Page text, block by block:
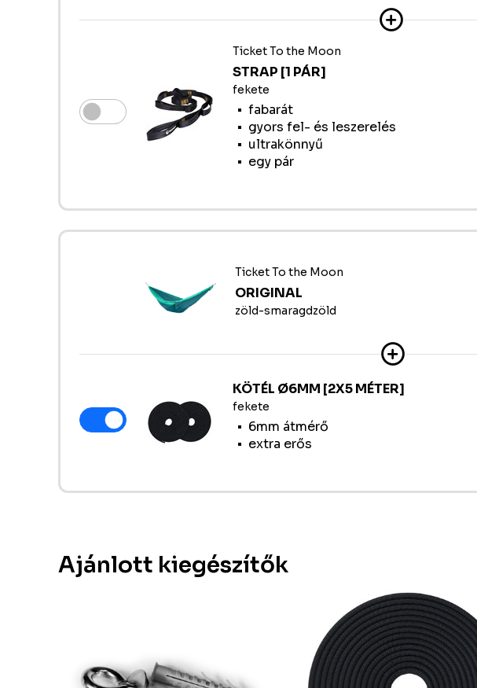
Ticket To the Moon
STRAP [1 PÁR]
fekete
fabarát
gyors fel- és leszerelés
ultrakönnyű
egy pár
Ticket To the Moon
ORIGINAL
zöld-smaragdzöld
KÖTÉL Ø6MM [2X5 MÉTER]
fekete
6mm átmérő
extra erős
Ajánlott kiegészítők